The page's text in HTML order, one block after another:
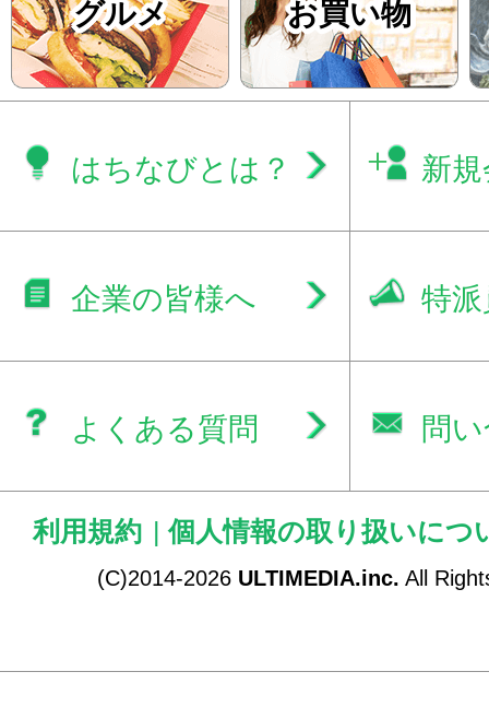
グルメ お買い物
はちなびとは？ 新
企業の皆様へ 特
よくある質問 問
利用規約 | 個人情報の取り扱いにつ
(C)2014-2026 ULTIMEDIA.inc. All